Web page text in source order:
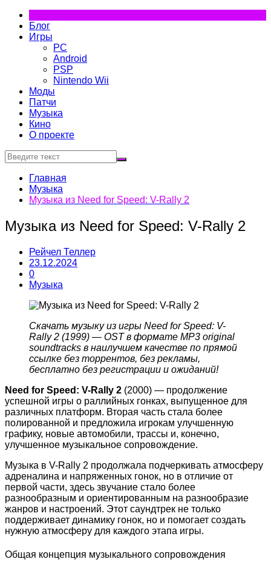
Перейти
содержимому
Need for Speed
Скачать бесплатно по прямой ссылке без торрентов!
Блог
Игры
PC
Android
PSP
Nintendo Wii
Моды
Патчи
Музыка
Кино
О проекте
Главная
Музыка
Музыка из Need for Speed: V-Rally 2
Музыка из Need for Speed: V-Rally 2
Рейчел Теллер
23.12.2024
0
Музыка
Скачать музыку из игры Need for Speed: V-
Rally 2 (1999) — OST в формате MP3 original
soundtracks в наилучшем качестве по прямой
ссылке без торрентов, без рекламы,
бесплатно без регистрации и ожиданий!
Need for Speed: V-Rally 2 (2000) — продолжение
успешной игры о раллийных гонках, выпущенное для
различных платформ. Вторая часть стала более
полированной и предложила игрокам улучшенную
графику, новые автомобили, трассы и, конечно,
улучшенное музыкальное сопровождение.
Музыка в V-Rally 2 продолжала подчеркивать атмосферу
адреналина и напряженных гонок, но в отличие от
первой части, здесь звучание стало более
разнообразным и ориентированным на разнообразие
жанров и настроений. Этот саундтрек не только
поддерживает динамику гонок, но и помогает создать
нужную атмосферу для каждого этапа игры.
Общая концепция музыкального сопровождения